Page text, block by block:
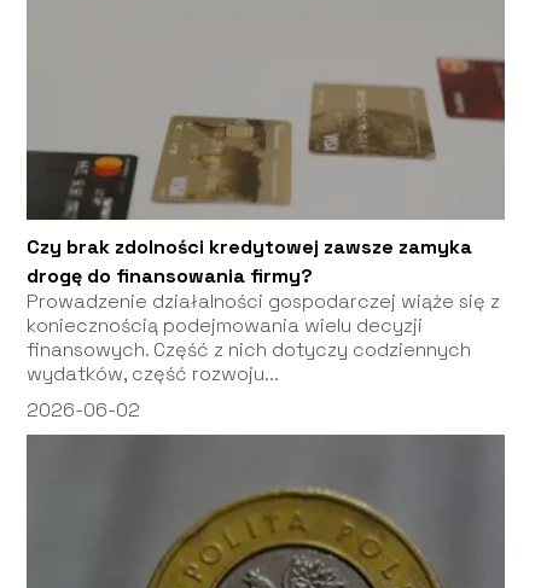
Czy brak zdolności kredytowej zawsze zamyka
drogę do finansowania firmy?
Prowadzenie działalności gospodarczej wiąże się z
koniecznością podejmowania wielu decyzji
finansowych. Część z nich dotyczy codziennych
wydatków, część rozwoju...
2026-06-02